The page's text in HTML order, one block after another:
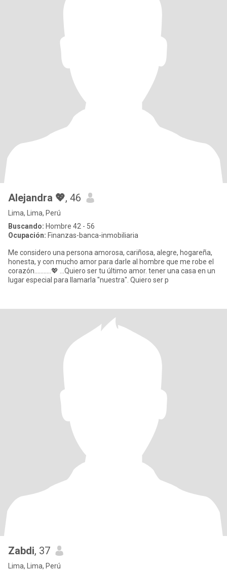
Alejandra 💖, 46
Lima, Lima, Perú
Buscando: Hombre 42 - 56
Ocupación: Finanzas-banca-inmobiliaria
Me considero una persona amorosa, cariñosa, alegre, hogareña,
honesta, y con mucho amor para darle al hombre que me robe el
corazón...........💖 ...Quiero ser tu último amor. tener una casa en un
lugar especial para llamarla "nuestra". Quiero ser p
Zabdi, 37
Lima, Lima, Perú